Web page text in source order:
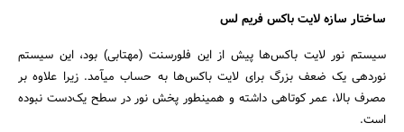
ساختار سازه لایت باکس فریم لس
سیستم نور لایت باکس‌ها پیش از این فلورسنت (مهتابی) بود، این سیستم
نوردهی یک ضعف بزرگ برای لایت باکس‌ها به حساب می‎آمد. زیرا علاوه بر
مصرف بالا، عمر کوتاهی داشته و همین‎طور پخش نور در سطح یک‌دست نبوده
است.